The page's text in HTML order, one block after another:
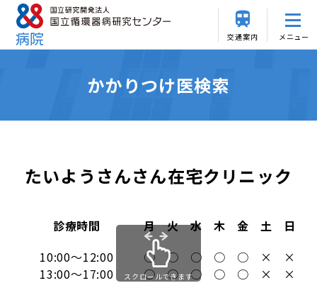
交通案内 メニュー
かかりつけ医検索
たいようさんさん在宅クリニック
診療時間 月 火 水 木 金 土
日
10:00～12:00
○ ○ ○ ○ ○ ×
×
13:00～17:00
○ ○ ○ ○ ○ × ×
スクロールできます